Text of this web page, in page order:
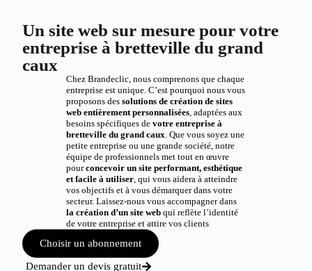
Un site web sur mesure pour votre
entreprise à bretteville du grand
caux
Chez Brandeclic, nous comprenons que chaque
entreprise est unique. C’est pourquoi nous vous
proposons des solutions de création de sites
web entièrement personnalisées, adaptées aux
besoins spécifiques de votre entreprise à
bretteville du grand caux. Que vous soyez une
petite entreprise ou une grande société, notre
équipe de professionnels met tout en œuvre
pourconcevoir un site performant, esthétique
et facile à utiliser, qui vous aidera à atteindre
vos objectifs et à vous démarquer dans votre
secteur. Laissez-nous vous accompagner dans
la création d’un site webqui reflète l’identité
de votre entreprise et attire vos clients
Choisir un abonnement
Demander un devis gratuit